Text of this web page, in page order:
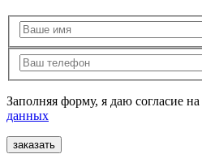
Заполняя форму, я даю согласие на
данных